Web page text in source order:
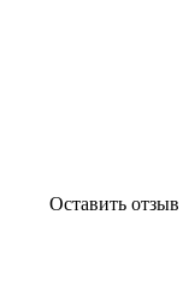
Оставить отзыв